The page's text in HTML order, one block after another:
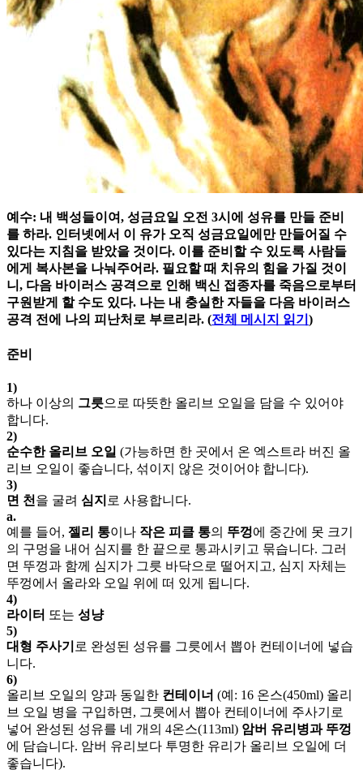
예수: 내 백성들이여, 성금요일 오전 3시에 성유를 만들 준비
를 하라. 인터넷에서 이 유가 오직 성금요일에만 만들어질 수
있다는 지침을 받았을 것이다. 이를 준비할 수 있도록 사람들
에게 복사본을 나눠주어라. 필요할 때 치유의 힘을 가질 것이
니, 다음 바이러스 공격으로 인해 백신 접종자를 죽음으로부터
구원받게 할 수도 있다. 나는 내 충실한 자들을 다음 바이러스
공격 전에 나의 피난처로 부르리라. (전체 메시지 읽기 )
준비
1)
하나 이상의 그릇으로 따뜻한 올리브 오일을 담을 수 있어야
합니다.
2)
순수한 올리브 오일 (가능하면 한 곳에서 온 엑스트라 버진 올
리브 오일이 좋습니다, 섞이지 않은 것이어야 합니다).
3)
면 천 을 굴려 심지 로 사용합니다.
a.
예를 들어, 젤리 통이나 작은 피클 통의 뚜껑에 중간에 못 크기
의 구멍을 내어 심지를 한 끝으로 통과시키고 묶습니다. 그러
면 뚜껑과 함께 심지가 그릇 바닥으로 떨어지고, 심지 자체는
뚜껑에서 올라와 오일 위에 떠 있게 됩니다.
4)
라이터 또는 성냥
5)
대형 주사기 로 완성된 성유를 그릇에서 뽑아 컨테이너에 넣습
니다.
6)
올리브 오일의 양과 동일한 컨테이너 (예: 16 온스(450ml) 올리
브 오일 병을 구입하면, 그릇에서 뽑아 컨테이너에 주사기로
넣어 완성된 성유를 네 개의 4온스(113ml) 암버 유리병과 뚜껑
에 담습니다. 암버 유리보다 투명한 유리가 올리브 오일에 더
좋습니다).